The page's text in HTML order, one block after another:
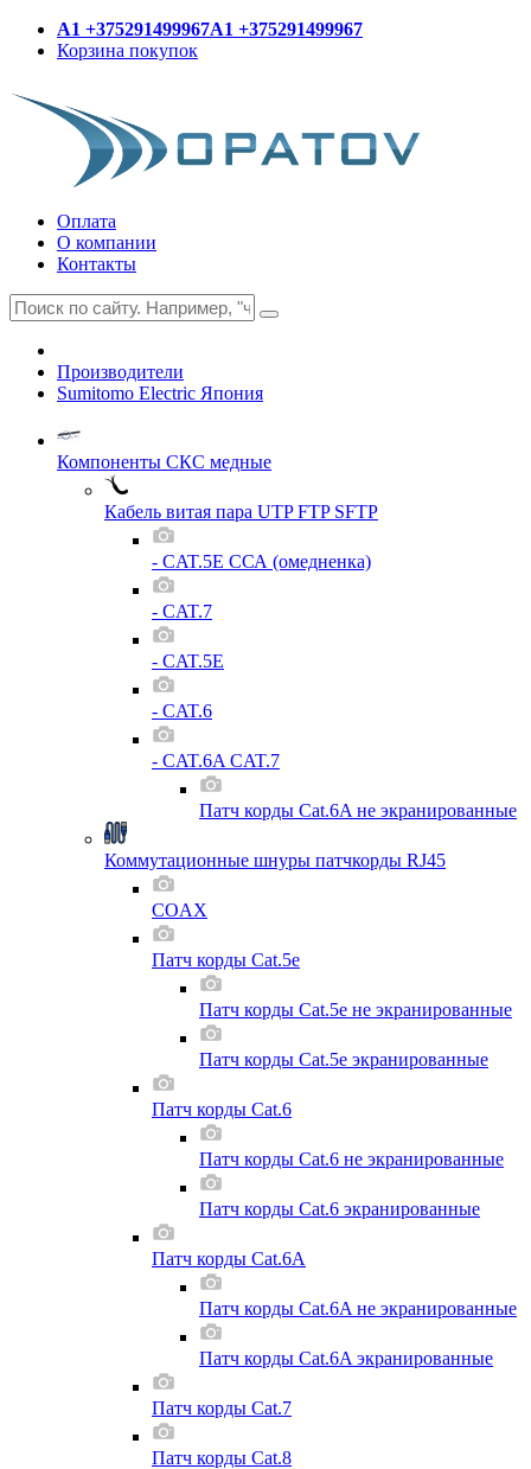
A1 +375291499967A1 +375291499967
Корзина покупок
Оплата
О компании
Контакты
Производители
Sumitomo Electric Япония
Компоненты СКС медные
Кабель витая пара UTP FTP SFTP
- CAT.5E ССА (омедненка)
- CAT.7
- CAT.5E
- CAT.6
- CAT.6A CAT.7
Патч корды Cat.6A не экранированные
Коммутационные шнуры патчкорды RJ45
COAX
Патч корды Cat.5e
Патч корды Cat.5e не экранированные
Патч корды Cat.5e экранированные
Патч корды Cat.6
Патч корды Cat.6 не экранированные
Патч корды Cat.6 экранированные
Патч корды Cat.6A
Патч корды Cat.6A не экранированные
Патч корды Cat.6A экранированные
Патч корды Cat.7
Патч корды Cat.8